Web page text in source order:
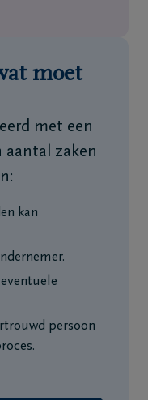
moet
met een
aantal zaken
kan
persoon